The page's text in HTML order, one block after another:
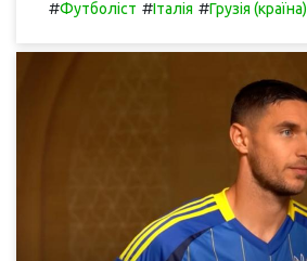
#Футболіст #Італія #Грузія (країна)